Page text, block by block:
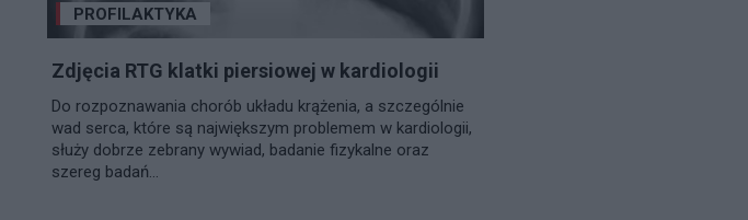
PROFILAKTYKA
Zdjęcia RTG klatki piersiowej w kardiologii
Do rozpoznawania chorób układu krążenia, a szczególnie
wad serca, które są największym problemem w kardiologii,
służy dobrze zebrany wywiad, badanie fizykalne oraz
szereg badań...